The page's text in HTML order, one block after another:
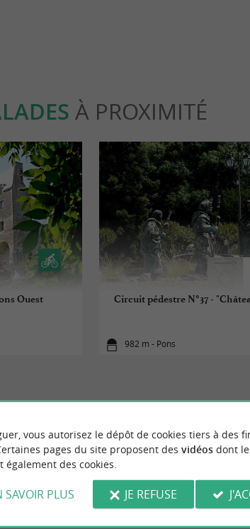
À PROXIMITÉ
Ouest Circuit pédestre N°37 -
982 m - Pons
AUX
Se restaurer Déguster
vous autorisez le dépôt de cookies tiers à des
pages du site proposent des vidéosdont
des cookies.
SAVOIR PLUS JE REFUSE